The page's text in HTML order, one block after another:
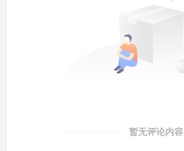
暂无评论内容